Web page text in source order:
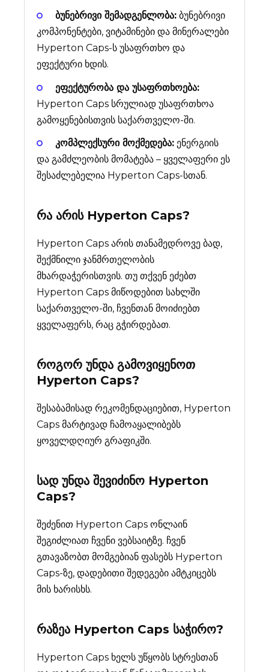
ბუნებრივი შემადგენლობა: ბუნებრივი
კომპონენტები, ვიტამინები და მინერალები
Hyperton Caps-ს უსაფრთხო და
ეფექტური ხდის.
ეფექტურობა და უსაფრთხოება:
Hyperton Caps სრულიად უსაფრთხოა
გამოყენებისთვის საქართველო-ში.
კომპლექსური მოქმედება: ენერგიის
და გამძლეობის მომატება – ყველაფერი ეს
შესაძლებელია Hyperton Caps-სთან.
რა არის Hyperton Caps?
Hyperton Caps არის თანამედროვე ბად,
შექმნილი ჯანმრთელობის
მხარდაჭერისთვის. თუ თქვენ ეძებთ
Hyperton Caps მიწოდებით სახლში
საქართველო-ში, ჩვენთან მოიძიებთ
ყველაფერს, რაც გჭირდებათ.
როგორ უნდა გამოვიყენოთ
Hyperton Caps?
შესაბამისად რეკომენდაციებით, Hyperton
Caps მარტივად ჩამოაყალიბებს
ყოველდღიურ გრაფიკში.
სად უნდა შევიძინო Hyperton
Caps?
შეძენით Hyperton Caps ონლაინ
შეგიძლიათ ჩვენი ვებსაიტზე. ჩვენ
გთავაზობთ მომგებიან ფასებს Hyperton
Caps-ზე, დადებითი შედეგები ამტკიცებს
მის ხარისხს.
რაზეა Hyperton Caps საჭირო?
Hyperton Caps ხელს უწყობს სტრესთან